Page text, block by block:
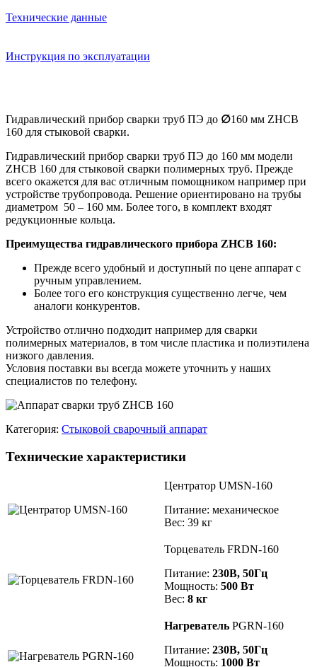
Технические данные
Инструкция по эксплуатации
Гидравлический прибор сварки труб ПЭ до ∅160 мм ZHCB
160 для стыковой сварки.
Гидравлический прибор сварки труб ПЭ до 160 мм модели
ZHCB 160 для стыковой сварки полимерных труб. Прежде
всего окажется для вас отличным помощником например при
устройстве трубопровода. Решение ориентировано на трубы
диаметром 50 – 160 мм. Более того, в комплект входят
редукционные кольца.
Преимущества гидравлического прибора ZHCB 160:
Прежде всего удобный и доступный по цене аппарат с
ручным управлением.
Более того его конструкция существенно легче, чем
аналоги конкурентов.
Устройство отлично подходит например для сварки
полимерных материалов, в том числе пластика и полиэтилена
низкого давления.
Условия поставки вы всегда можете уточнить у наших
специалистов по телефону.
Категория: Стыковой сварочный аппарат
Технические характеристики
Центратор UMSN-160
Питание: механическое
Вес: 39 кг
Торцеватель FRDN-160
Питание: 230В, 50Гц
Мощность: 500 Вт
Вес: 8 кг
Нагреватель PGRN-160
Питание: 230В, 50Гц
Мощность: 1000 Вт